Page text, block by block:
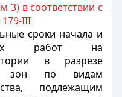
3) в соответствии с
179-III
сроки начала и
работ на
в разрезе
зон по видам
подлежащим